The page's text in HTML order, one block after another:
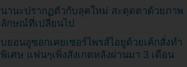
นานะปรากฏตัวกับลุคใหม่ สะดุดตาด้วยภาพ
ลักษณ์ที่เปลี่ยนไป
บยอนอูซอกเคยเซอร์ไพรส์ไอยูด้วยเค้กสั่งทำ
พิเศษ แฟนๆเพิ่งสังเกตหลังผ่านมา 3 เดือน